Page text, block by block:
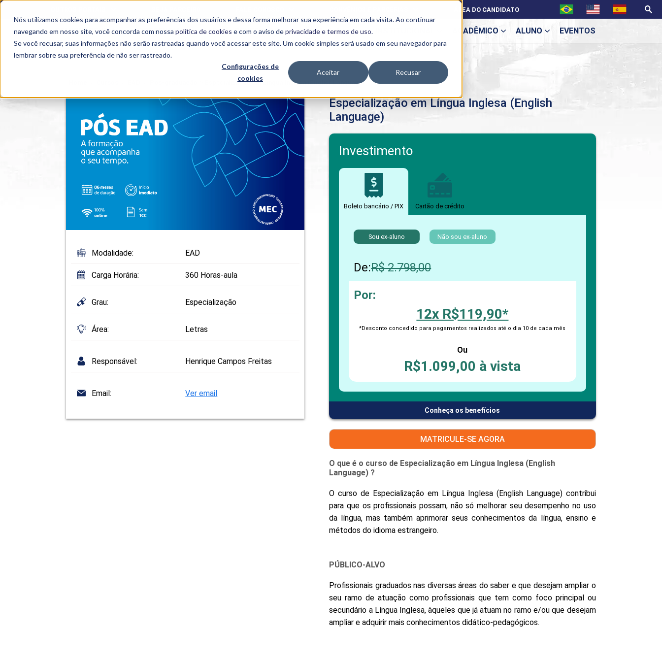
Nós utilizamos cookies para acompanhar as preferências dos usuários e dessa forma melhorar sua experiência em cada visita. Ao continuar
navegando em nosso site, você concorda com nossa política de cookies e com o aviso deprivacidade e termos de uso.
Se você recusar, suas informações não serão rastreadas quando você acessar este site. Um cookie simples será usado em seu navegador para
lembrar sobre sua preferência de não ser rastreado.
Configurações de
cookies
Aceitar Recusar
SEMIPRESENCIAL PRESENCIAL EAD BENEFÍCIOS ACADÊMICO
Acadêmicos
PROEST
PAE
PIME
Programas de
Pesquisa e
Extensão
MPHU
NIT
PROES
PROED
ALUNO EVENTOS
ÁREA DO CANDIDATO
Especialização em Língua Inglesa (English Language)
Modalidade: EAD
Carga Horária: 360 Horas-aula
Grau: Especialização
Área: Letras
Responsável: Henrique Campos Freitas
Email: Ver email
Especialização em Língua Inglesa (English
Language)
Investimento
Boleto bancário / PIX Cartão de crédito
Sou ex-aluno Não sou ex-aluno
De:R$ 2.798,00
Por:
12x R$119,90*
*Desconto concedido para pagamentos realizados até o dia 10 de cada mês
Ou
R$1.099,00 à vista
Conheça os benefícios
MATRICULE-SE AGORA
O que é o curso de Especialização em Língua Inglesa (English
Language) ?
O curso de Especialização em Língua Inglesa (English Language) contribui
para que os profissionais possam, não só melhorar seu desempenho no uso
da língua, mas também aprimorar seus conhecimentos da língua, ensino e
métodos do idioma estrangeiro.
PÚBLICO-ALVO
Profissionais graduados nas diversas áreas do saber e que desejam ampliar o
seu ramo de atuação como profissionais que tem como foco principal ou
secundário a Língua Inglesa, àqueles que já atuam no ramo e/ou que desejam
ampliar e adquirir mais conhecimentos didático-pedagógicos.